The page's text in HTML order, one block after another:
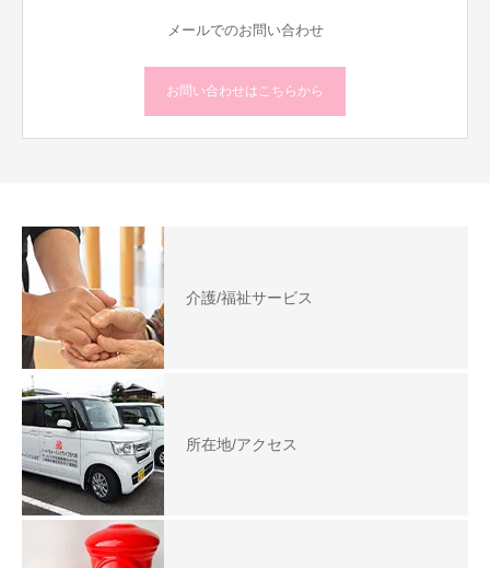
メールでのお問い合わせ
お問い合わせはこちらから
介護/福祉サービス
所在地/アクセス